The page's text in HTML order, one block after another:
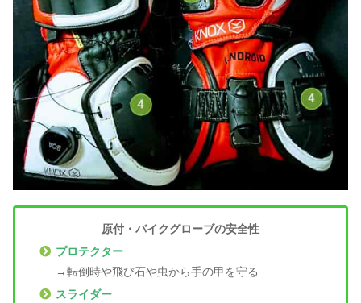
原付・バイクグローブの安全性
プロテクター
→転倒時や飛び石や虫から手の甲を守る
スライダー